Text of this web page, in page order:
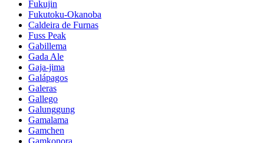
Fukujin
Fukutoku-Okanoba
Caldeira de Furnas
Fuss Peak
Gabillema
Gada Ale
Gaja-jima
Galápagos
Galeras
Gallego
Galunggung
Gamalama
Gamchen
Gamkonora